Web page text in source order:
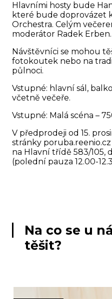
Hlavními hosty bude
které bude doprovázet
Orchestra. Celým
moderátor Radek Erben.
Návštěvníci se mohou
fotokoutek nebo na
půlnoci.
Vstupné: hlavní sál,
včetně večeře.
Vstupné: Malá scéna –
V předprodeji od 15.
stránky
na Hlavní třídě 583/105,
(polední pauza 12.00-
Na co se u
těšit?